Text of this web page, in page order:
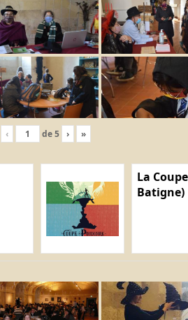
‹ de5 › »
La
Batigne)